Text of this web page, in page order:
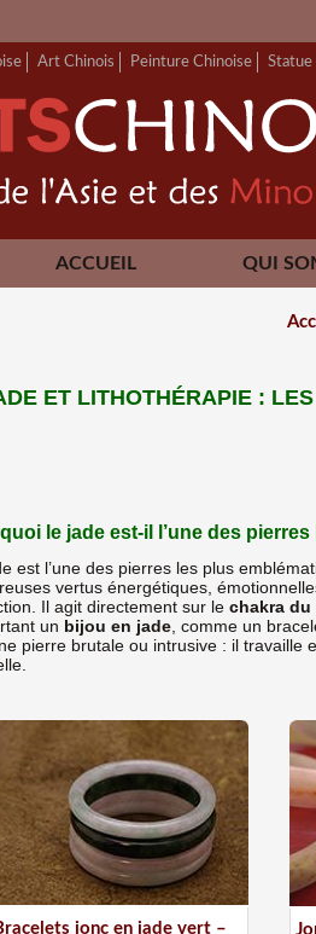
Art Chinois Peinture Chinoise Statue
ACCUEIL QUI
ET LITHOTHÉRAPIE :
le jade est-il l’une des
est l’une des pierres les plus
vertus énergétiques,
Il agit directement sur le chakra
un bijou en jade, comme un
pierre brutale ou intrusive : il travaille
jonc en jade vert –